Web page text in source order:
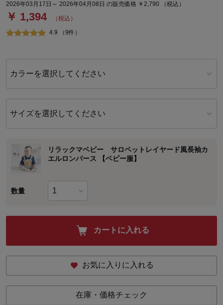
2026年03月17日～ 2026年04月08日 の販売価格 ￥2,790 （税込）
￥ 1,394 （税込）
4.9 （9件）
カラーを選択してください
サイズを選択してください
リラックマベビー サロペットレイヤード風長袖カ
エルロンパース 【ベビー服】
数量
カートに入れる
お気に入りに入れる
在庫・価格チェック